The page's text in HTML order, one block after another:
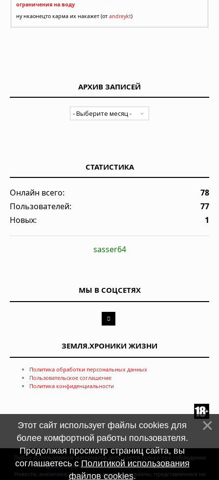
ограничения на воду
ну нкаонецто карма их накажет (от andreykt)
АРХИВ ЗАПИСЕЙ
СТАТИСТИКА
Онлайн всего:
78
Пользователей:
77
Новых:
1
sasser64
МЫ В СОЦСЕТЯХ
ЗЕМЛЯ.ХРОНИКИ ЖИЗНИ
Политика обработки персональных данных
Пользовательское соглашение
Политика конфиденциальности
Любое использование материалов допускается только при соблюдении
правил перепечатки и при наличиигиперссылки
Новости, аналитика, прогнозы и другие материалы, представленные на
Этот сайт использует файлы cookies для
более комфортной работы пользователя.
Продолжая просмотр страниц сайта, вы
соглашаетесь сПолитикой использования
файлов cookies.